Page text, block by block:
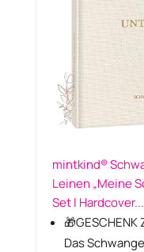
mintkind®
Leinen „Meine
Set I Hardcover...
🎁GESCHENK
Das